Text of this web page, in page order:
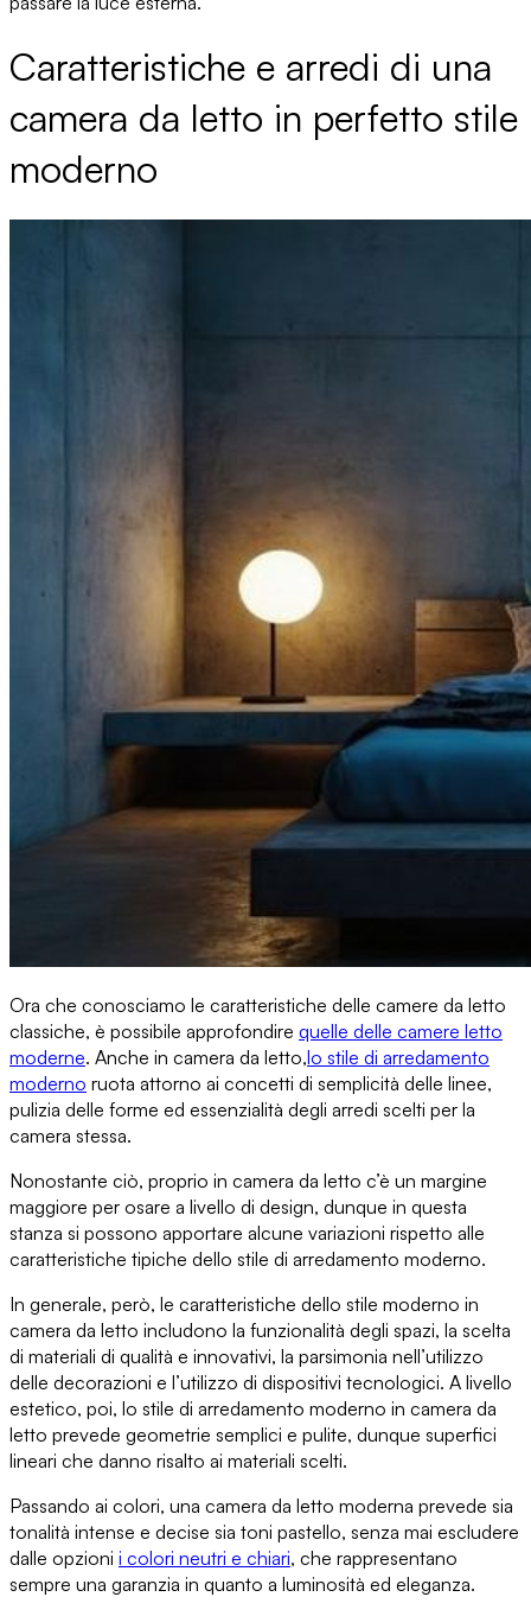
Caratteristiche e arredi di una
camera da letto in perfetto stile
moderno
Ora che conosciamo le caratteristiche delle camere da letto
classiche, è possibile approfondire quelle delle camere letto
moderne. Anche in camera da letto,lo stile di arredamento
moderno ruota attorno ai concetti di semplicità delle linee,
pulizia delle forme ed essenzialità degli arredi scelti per la
camera stessa.
Nonostante ciò, proprio in camera da letto c’è un margine
maggiore per osare a livello di design, dunque in questa
stanza si possono apportare alcune variazioni rispetto alle
caratteristiche tipiche dello stile di arredamento moderno.
In generale, però, le caratteristiche dello stile moderno in
camera da letto includono la funzionalità degli spazi, la scelta
di materiali di qualità e innovativi, la parsimonia nell’utilizzo
delle decorazioni e l’utilizzo di dispositivi tecnologici. A livello
estetico, poi, lo stile di arredamento moderno in camera da
letto prevede geometrie semplici e pulite, dunque superfici
lineari che danno risalto ai materiali scelti.
Passando ai colori, una camera da letto moderna prevede sia
tonalità intense e decise sia toni pastello, senza mai escludere
dalle opzioni i colori neutri e chiari, che rappresentano
sempre una garanzia in quanto a luminosità ed eleganza.